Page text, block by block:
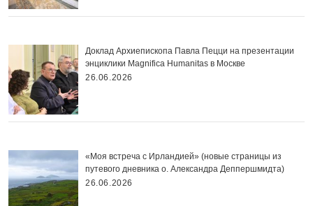
Доклад Архиепископа Павла Пецци на презентации
энциклики Magnifica Нumanitas в Москве
26.06.2026
«Моя встреча с Ирландией» (новые страницы из
путевого дневника о. Александра Деппершмидта)
26.06.2026